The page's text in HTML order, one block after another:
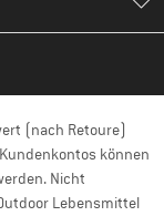
(nach Retoure)
können
Nicht
Lebensmittel